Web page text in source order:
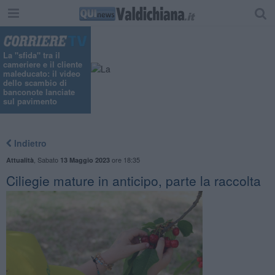
La "sfida" tra il
cameriere e il cliente
maleducato: il video
dello scambio di
banconote lanciate
sul pavimento
Indietro
Attualità Sabato 13 Maggio 2023ore 18:35
Ciliegie mature in anticipo, parte la raccolta